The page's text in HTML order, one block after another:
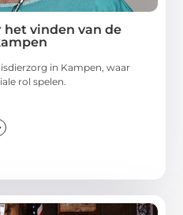
het vinden van de
in Kampen, waar
rol spelen.